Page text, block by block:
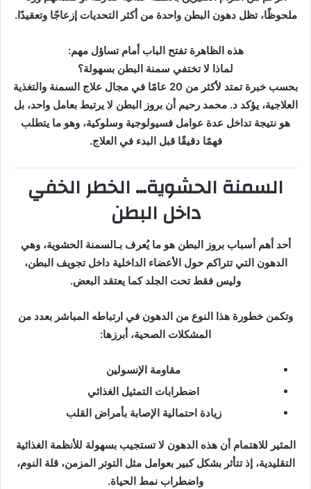
ن
ا
ملحوظًا، تظل دهون البطن واحدة من أكثر التحديات إزعاجًا وتعقيدًا.
هذه الظاهرة تفتح الباب أمام تساؤل مهم:
لماذا لا تختفي سمنة البطن بسهولة؟
بحسب خبرة تمتد لأكثر من 20 عامًا في مجال علاج السمنة والتغذية
العلاجية، يؤكد د. محمد رحيم أن بروز البطن لا يرتبط بعامل واحد، بل
هو نتيجة تداخل عدة عوامل فسيولوجية وسلوكية، وهو ما يتطلب
فهمًا دقيقًا قبل البدء في العلاج.
السمنة الحشوية… الخطر الخفي
داخل البطن
أحد أهم أسباب بروز البطن هو ما يُعرف بـالسمنة الحشوية، وهي
الدهون التي تتراكم حول الأعضاء الداخلية داخل تجويف البطن،
وليس فقط تحت الجلد كما يعتقد البعض.
وتكمن خطورة هذا النوع من الدهون في ارتباطه المباشر بعدد من
المشكلات الصحية، أبرزها:
مقاومة الإنسولين
اضطرابات التمثيل الغذائي
زيادة احتمالية الإصابة بأمراض القلب
المثير للاهتمام أن هذه الدهون لا تستجيب بسهولة للأنظمة الغذائية
التقليدية، إذ تتأثر بشكل كبير بعوامل مثل التوتر المزمن، قلة النوم،
واضطراب نمط الحياة.